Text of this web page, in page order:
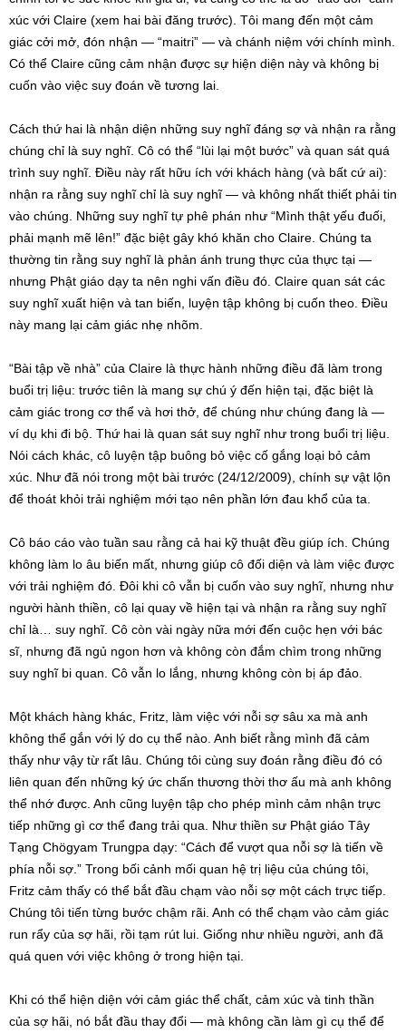
xúc với Claire (xem hai bài đăng trước). Tôi mang đến một cảm
giác cởi mở, đón nhận — “maitri” — và chánh niệm với chính mình.
Có thể Claire cũng cảm nhận được sự hiện diện này và không bị
cuốn vào việc suy đoán về tương lai.
Cách thứ hai là nhận diện những suy nghĩ đáng sợ và nhận ra rằng
chúng chỉ là suy nghĩ. Cô có thể “lùi lại một bước” và quan sát quá
trình suy nghĩ. Điều này rất hữu ích với khách hàng (và bất cứ ai):
nhận ra rằng suy nghĩ chỉ là suy nghĩ — và không nhất thiết phải tin
vào chúng. Những suy nghĩ tự phê phán như “Mình thật yếu đuối,
phải mạnh mẽ lên!” đặc biệt gây khó khăn cho Claire. Chúng ta
thường tin rằng suy nghĩ là phản ánh trung thực của thực tại —
nhưng Phật giáo dạy ta nên nghi vấn điều đó. Claire quan sát các
suy nghĩ xuất hiện và tan biến, luyện tập không bị cuốn theo. Điều
này mang lại cảm giác nhẹ nhõm.
“Bài tập về nhà” của Claire là thực hành những điều đã làm trong
buổi trị liệu: trước tiên là mang sự chú ý đến hiện tại, đặc biệt là
cảm giác trong cơ thể và hơi thở, để chúng như chúng đang là —
ví dụ khi đi bộ. Thứ hai là quan sát suy nghĩ như trong buổi trị liệu.
Nói cách khác, cô luyện tập buông bỏ việc cố gắng loại bỏ cảm
xúc. Như đã nói trong một bài trước (24/12/2009), chính sự vật lộn
để thoát khỏi trải nghiệm mới tạo nên phần lớn đau khổ của ta.
Cô báo cáo vào tuần sau rằng cả hai kỹ thuật đều giúp ích. Chúng
không làm lo âu biến mất, nhưng giúp cô đối diện và làm việc được
với trải nghiệm đó. Đôi khi cô vẫn bị cuốn vào suy nghĩ, nhưng như
người hành thiền, cô lại quay về hiện tại và nhận ra rằng suy nghĩ
chỉ là… suy nghĩ. Cô còn vài ngày nữa mới đến cuộc hẹn với bác
sĩ, nhưng đã ngủ ngon hơn và không còn đắm chìm trong những
suy nghĩ bi quan. Cô vẫn lo lắng, nhưng không còn bị áp đảo.
Một khách hàng khác, Fritz, làm việc với nỗi sợ sâu xa mà anh
không thể gắn với lý do cụ thể nào. Anh biết rằng mình đã cảm
thấy như vậy từ rất lâu. Chúng tôi cùng suy đoán rằng điều đó có
liên quan đến những ký ức chấn thương thời thơ ấu mà anh không
thể nhớ được. Anh cũng luyện tập cho phép mình cảm nhận trực
tiếp những gì cơ thể đang trải qua. Như thiền sư Phật giáo Tây
Tạng Chögyam Trungpa dạy: “Cách để vượt qua nỗi sợ là tiến về
phía nỗi sợ.” Trong bối cảnh mối quan hệ trị liệu của chúng tôi,
Fritz cảm thấy có thể bắt đầu chạm vào nỗi sợ một cách trực tiếp.
Chúng tôi tiến từng bước chậm rãi. Anh có thể chạm vào cảm giác
run rẩy của sợ hãi, rồi tạm rút lui. Giống như nhiều người, anh đã
quá quen với việc không ở trong hiện tại.
Khi có thể hiện diện với cảm giác thể chất, cảm xúc và tinh thần
của sợ hãi, nó bắt đầu thay đổi — mà không cần làm gì cụ thể để